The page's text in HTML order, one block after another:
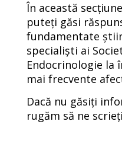
În această
puteți găsi
fundamentate
specialiști ai
Endocrinologie la
mai frecvente
Dacă nu găsiți
rugăm să ne